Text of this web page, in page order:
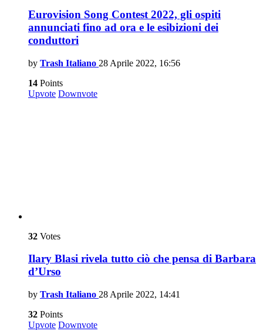
Eurovision Song Contest 2022, gli ospiti
annunciati fino ad ora e le esibizioni dei
conduttori
by Trash Italiano 28 Aprile 2022, 16:56
14 Points
Upvote Downvote
32 Votes
Ilary Blasi rivela tutto ciò che pensa di Barbara
d’Urso
by Trash Italiano 28 Aprile 2022, 14:41
32 Points
Upvote Downvote